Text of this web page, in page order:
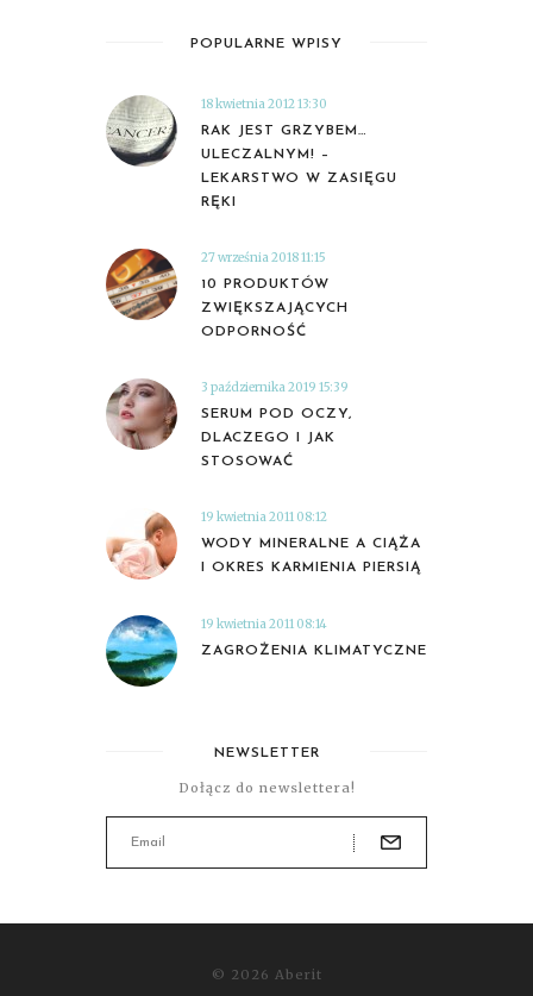
POPULARNE WPISY
18 kwietnia 2012 13:30
RAK JEST GRZYBEM…
ULECZALNYM! –
LEKARSTWO W ZASIĘGU
RĘKI
27 września 2018 11:15
10 PRODUKTÓW
ZWIĘKSZAJĄCYCH
ODPORNOŚĆ
3 października 2019 15:39
SERUM POD OCZY,
DLACZEGO I JAK
STOSOWAĆ
19 kwietnia 2011 08:12
WODY MINERALNE A CIĄŻA
I OKRES KARMIENIA PIERSIĄ
19 kwietnia 2011 08:14
ZAGROŻENIA KLIMATYCZNE
NEWSLETTER
Dołącz do newslettera!
© 2026 Aberit